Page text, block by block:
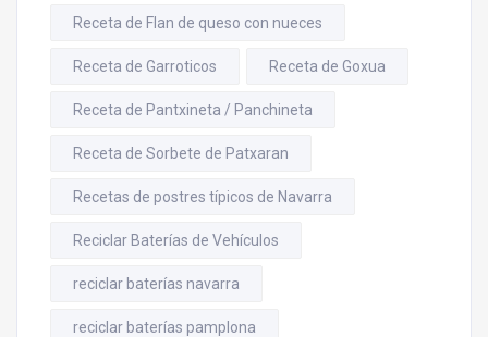
Receta de Flan de queso con nueces
Receta de Garroticos Receta de Goxua
Receta de Pantxineta / Panchineta
Receta de Sorbete de Patxaran
Recetas de postres típicos de Navarra
Reciclar Baterías de Vehículos
reciclar baterías navarra
reciclar baterías pamplona